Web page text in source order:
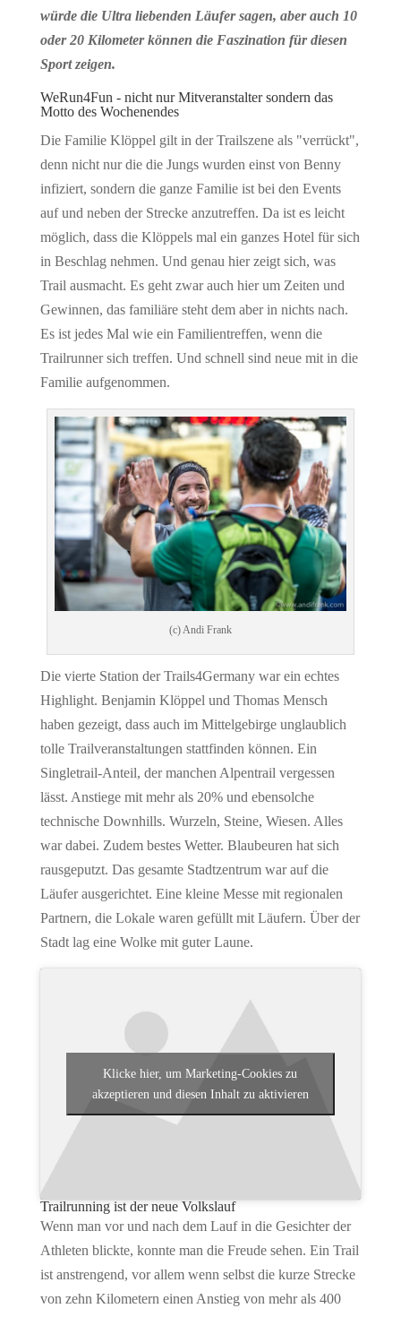
würde die Ultra liebenden Läufer sagen, aber auch 10
oder 20 Kilometer können die Faszination für diesen
Sport zeigen.
WeRun4Fun - nicht nur Mitveranstalter sondern das
Motto des Wochenendes
Die Familie Klöppel gilt in der Trailszene als "verrückt",
denn nicht nur die die Jungs wurden einst von Benny
infiziert, sondern die ganze Familie ist bei den Events
auf und neben der Strecke anzutreffen. Da ist es leicht
möglich, dass die Klöppels mal ein ganzes Hotel für sich
in Beschlag nehmen. Und genau hier zeigt sich, was
Trail ausmacht. Es geht zwar auch hier um Zeiten und
Gewinnen, das familiäre steht dem aber in nichts nach.
Es ist jedes Mal wie ein Familientreffen, wenn die
Trailrunner sich treffen. Und schnell sind neue mit in die
Familie aufgenommen.
(c) Andi Frank
Die vierte Station der Trails4Germany war ein echtes
Highlight. Benjamin Klöppel und Thomas Mensch
haben gezeigt, dass auch im Mittelgebirge unglaublich
tolle Trailveranstaltungen stattfinden können. Ein
Singletrail-Anteil, der manchen Alpentrail vergessen
lässt. Anstiege mit mehr als 20% und ebensolche
technische Downhills. Wurzeln, Steine, Wiesen. Alles
war dabei. Zudem bestes Wetter. Blaubeuren hat sich
rausgeputzt. Das gesamte Stadtzentrum war auf die
Läufer ausgerichtet. Eine kleine Messe mit regionalen
Partnern, die Lokale waren gefüllt mit Läufern. Über der
Stadt lag eine Wolke mit guter Laune.
Klicke hier, um Marketing-Cookies zu
akzeptieren und diesen Inhalt zu aktivieren
Trailrunning ist der neue Volkslauf
Wenn man vor und nach dem Lauf in die Gesichter der
Athleten blickte, konnte man die Freude sehen. Ein Trail
ist anstrengend, vor allem wenn selbst die kurze Strecke
von zehn Kilometern einen Anstieg von mehr als 400